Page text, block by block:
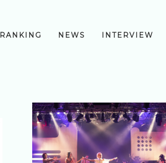
RANKING NEWS INTERVIEW